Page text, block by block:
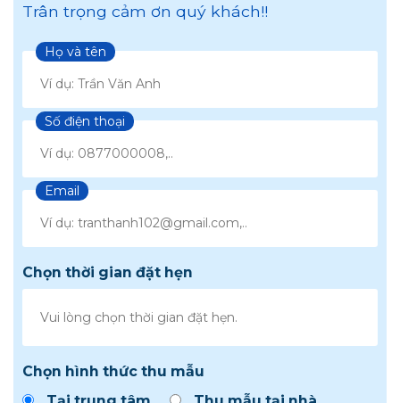
Trân trọng cảm ơn quý khách!!
Họ và tên
Số điện thoại
Email
Chọn thời gian đặt hẹn
Chọn hình thức thu mẫu